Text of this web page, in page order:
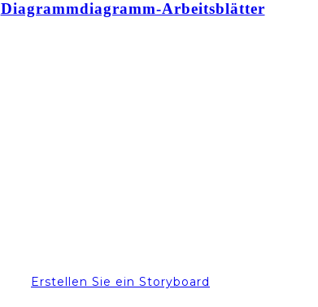
Diagrammdiagramm-Arbeitsblätter
Erstellen Sie ein Storyboard